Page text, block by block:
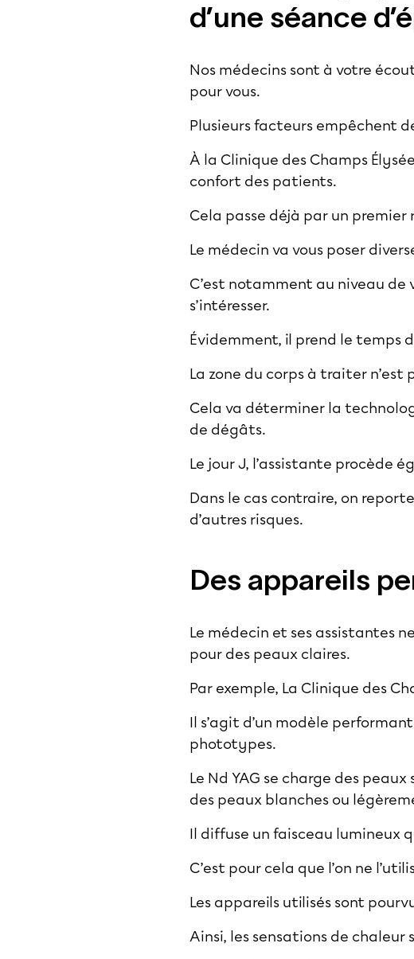
d’une séance
Nos médecins sont à votre
pour vous.
Plusieurs facteurs empêchent
À la Clinique des Champs
confort des patients.
Cela passe déjà par un premier
Le médecin va vous poser
C’est notamment au niveau
s’intéresser.
Évidemment, il prend le temps
La zone du corps à traiter n’est
Cela va déterminer la
de dégâts.
Le jour J, l’assistante procède
Dans le cas contraire, on
d’autres risques.
Des appareils
Le médecin et ses assistantes
pour des peaux claires.
Par exemple, La Clinique des
Il s’agit d’un modèle
phototypes.
Le Nd YAG se charge des
des peaux blanches ou
Il diffuse un faisceau lumineux
C’est pour cela que l’on ne
Les appareils utilisés sont
Ainsi, les sensations de